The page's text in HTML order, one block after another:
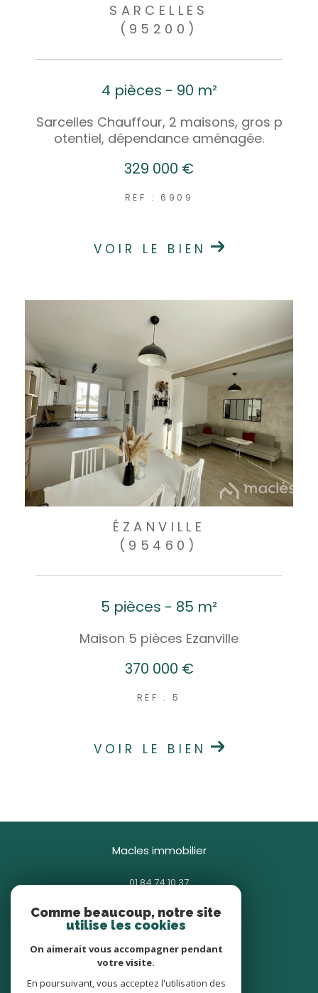
SARCELLES
(95200)
4 pièces - 90 m²
Sarcelles Chauffour, 2 maisons, gros p
otentiel, dépendance aménagée.
329 000 €
REF : 6909
VOIR LE BIEN
ÉZANVILLE
(95460)
5 pièces - 85 m²
Maison 5 pièces Ezanville
370 000 €
REF : 5
VOIR LE BIEN
macles immobilier
01 84 74 10 37
85 avenue Général Gallieni
93380 pierrefitte-sur-seine
nous suivre sur
Comme beaucoup, notre site
utilise les cookies
On aimerait vous accompagner pendant
votre visite.
En poursuivant, vous acceptez l'utilisation des